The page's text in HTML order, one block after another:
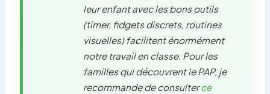
leur enfant avec les bons outils
(timer, fidgets discrets, routines
visuelles) facilitent énormément
notre travail en classe. Pour les
familles qui découvrent le PAP, je
recommande de consulterce